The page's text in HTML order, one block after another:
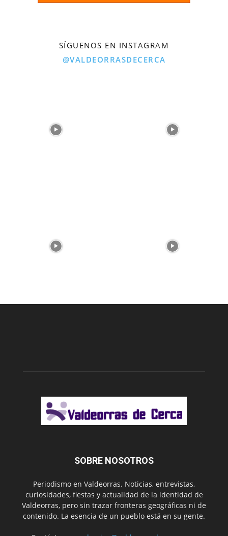
SÍGUENOS EN INSTAGRAM
@VALDEORRASDECERCA
SOBRE NOSOTROS
Periodismo en Valdeorras. Noticias, entrevistas,
curiosidades, fiestas y actualidad de la identidad de
Valdeorras, pero sin trazar fronteras geográficas ni de
contenido. La esencia de un pueblo está en su gente.